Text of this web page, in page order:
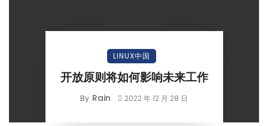
LINUX中国
开放原则将如何影响未来工作
By Rain 2022 年 12 月 28 日